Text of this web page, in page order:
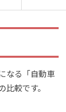
なる「自動車
較です。